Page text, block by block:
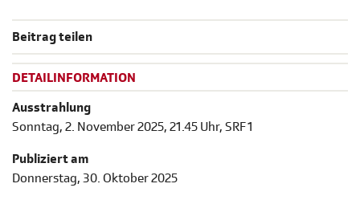
Beitrag teilen
DETAILINFORMATION
Ausstrahlung
Sonntag, 2. November 2025, 21.45 Uhr, SRF 1
Publiziert am
Donnerstag, 30. Oktober 2025